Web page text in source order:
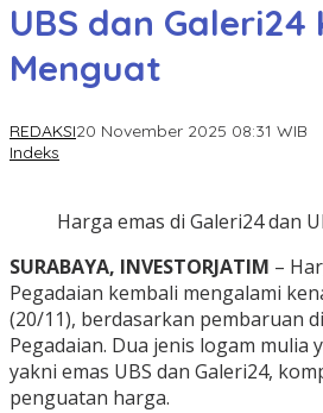
UBS dan Galeri24
Menguat
REDAKSI20 November 2025 08:31 WIB
Indeks
Harga emas di Galeri24 dan
SURABAYA, INVESTORJATIM –
Pegadaian kembali mengalami
(20/11), berdasarkan pembaruan
Pegadaian. Dua jenis logam mulia
yakni emas UBS dan Galeri24,
penguatan harga.